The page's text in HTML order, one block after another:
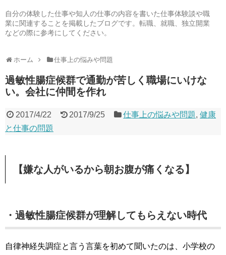
自分の体験した仕事や知人の仕事の内容を書いた仕事体験談や職
業に関連することを掲載したブログです。転職、就職、独立開業
などの際に参考にしてください。
ホーム 仕事上の悩みや問題
過敏性腸症候群で通勤が苦しく職場にいけな
い。会社に仲間を作れ
2017/4/22 2017/9/25 仕事上の悩みや問題,健康
と仕事の問題
【嫌な人がいるから朝お腹が痛くなる】
・過敏性腸症候群が理解してもらえない時代
自律神経失調症と言う言葉を初めて聞いたのは、小学校の